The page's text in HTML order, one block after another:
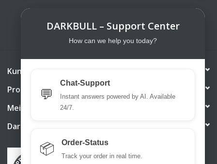
Kundendienst
Produkte
Mein Konto
DarkBull TrendStore
DARKBULL – Support Center
How can we help you today?
💬
Chat-Support
Instant answers powered by AI. Available
24/7.
📦 Order-Status
Track your order in real time.